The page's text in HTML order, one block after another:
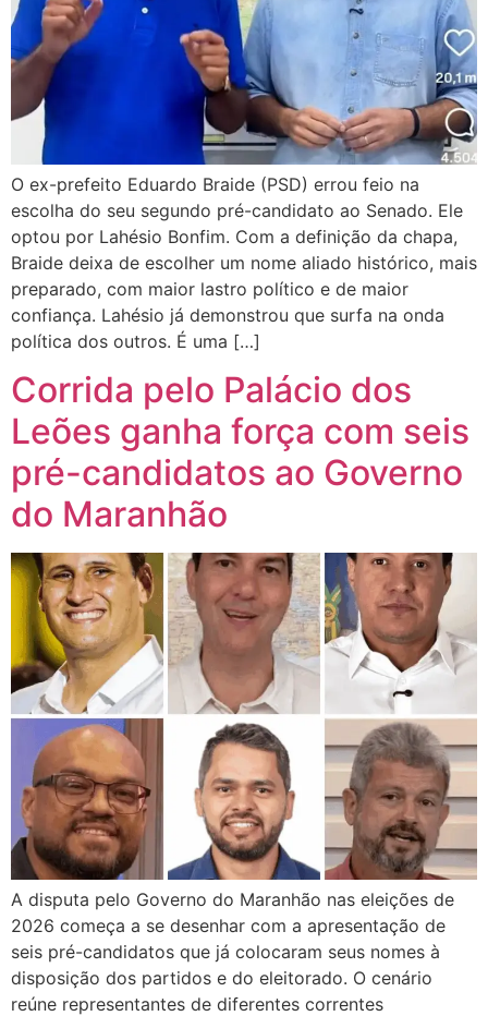
O ex-prefeito Eduardo Braide (PSD) errou feio na
escolha do seu segundo pré-candidato ao Senado. Ele
optou por Lahésio Bonfim. Com a definição da chapa,
Braide deixa de escolher um nome aliado histórico, mais
preparado, com maior lastro político e de maior
confiança. Lahésio já demonstrou que surfa na onda
política dos outros. É uma […]
Corrida pelo Palácio dos
Leões ganha força com seis
pré-candidatos ao Governo
do Maranhão
A disputa pelo Governo do Maranhão nas eleições de
2026 começa a se desenhar com a apresentação de
seis pré-candidatos que já colocaram seus nomes à
disposição dos partidos e do eleitorado. O cenário
reúne representantes de diferentes correntes